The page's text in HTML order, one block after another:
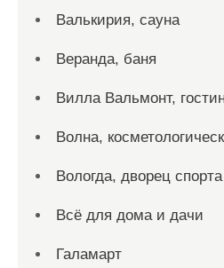
Валькирия, сауна
Веранда, баня
Вилла Вальмонт,
Волна,
Вологда, дворец спорта
Всё для дома и дачи
Галамарт